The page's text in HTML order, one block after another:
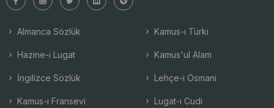
Almanca Sözlük
Hazine-i Lugat
İngilizce Sözlük
Kamus-ı Fransevi
Kamus-ı Türki
Kamus'ul Alam
Lehçe-i Osmani
Lugat-ı Cudi